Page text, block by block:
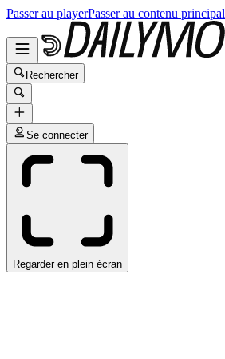
Passer au playerPasser au contenu principal
Rechercher
Se connecter
Regarder en plein écran